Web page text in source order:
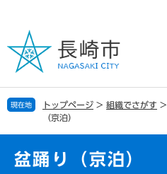
の
で
す
ー
ば
し
現在地 トップページ > 組織でさがす >
（京泊）
盆踊り（京泊）